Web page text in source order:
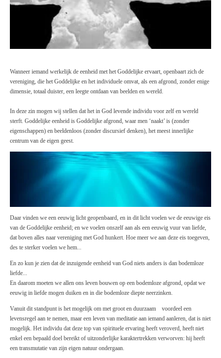
Wanneer iemand werkelijk de eenheid met het Goddelijke ervaart, openbaart zich de
vereniging, die het Goddelijke en het individuele omvat, als een afgrond, zonder enige
dimensie, totaal duister, een leegte ontdaan van beelden en wereld.
In deze zin mogen wij stellen dat het in God levende individu voor zelf en wereld
sterft. Goddelijke eenheid is Goddelijke afgrond, waar men ‘naakt’ is (zonder
eigenschappen) en beeldenloos (zonder discursief denken), het meest innerlijke
centrum van de eigen geest.
Daar vinden we een eeuwig licht geopenbaard, en in dit licht voelen we de eeuwige eis
van de Goddelijke eenheid; en we voelen onszelf aan als een eeuwig vuur van liefde,
dat boven alles naar vereniging met God hunkert. Hoe meer we aan deze eis toegeven,
des te sterker voelen we hem...
En zo kun je zien dat de inzuigende eenheid van God niets anders is dan bodemloze
liefde...
En daarom moeten we allen ons leven bouwen op een bodemloze afgrond, opdat we
eeuwig in liefde mogen duiken en in die bodemloze diepte neerzinken.
Vanuit dit standpunt is het mogelijk om met groot en duurzaam voordeel een
levensregel aan te nemen, maar een leven van meditatie aan iemand aanleren, dat is niet
mogelijk. Het individu dat deze top van spirituele ervaring heeft veroverd, heeft niet
enkel een bepaald doel bereikt of uitzonderlijke karaktertrekken verworven: hij heeft
een transmutatie van zijn eigen natuur ondergaan.